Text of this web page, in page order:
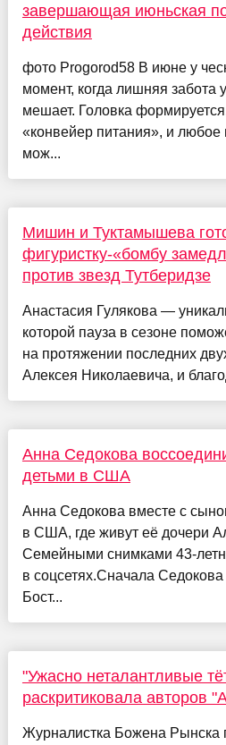
завершающая июньская
действия
фото Progorod58 В июне у
момент, когда лишняя забота
мешает. Головка
«конвейер питания», и любое
мож...
Мишин и Туктамышева
фигуристку-«бомбу
против звезд Тутберидзе
Анастасия Гулякова —
которой пауза в сезоне
на протяжении последних
Алексея Николаевича, и
Анна Седокова
детьми в США
Анна Седокова вместе с
в США, где живут её дочери
Семейными снимками 43-
в соцсетях.Сначала
Бост...
"Ужасно неталантливые
раскритиковала авторов
Журналистка Божена Рынска